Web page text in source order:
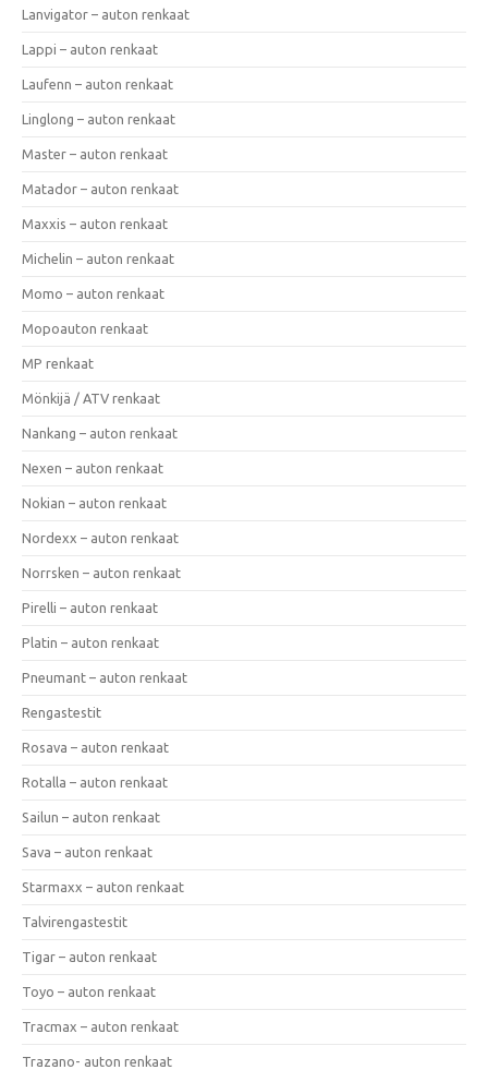
Lanvigator – auton renkaat
Lappi – auton renkaat
Laufenn – auton renkaat
Linglong – auton renkaat
Master – auton renkaat
Matador – auton renkaat
Maxxis – auton renkaat
Michelin – auton renkaat
Momo – auton renkaat
Mopoauton renkaat
MP renkaat
Mönkijä / ATV renkaat
Nankang – auton renkaat
Nexen – auton renkaat
Nokian – auton renkaat
Nordexx – auton renkaat
Norrsken – auton renkaat
Pirelli – auton renkaat
Platin – auton renkaat
Pneumant – auton renkaat
Rengastestit
Rosava – auton renkaat
Rotalla – auton renkaat
Sailun – auton renkaat
Sava – auton renkaat
Starmaxx – auton renkaat
Talvirengastestit
Tigar – auton renkaat
Toyo – auton renkaat
Tracmax – auton renkaat
Trazano- auton renkaat